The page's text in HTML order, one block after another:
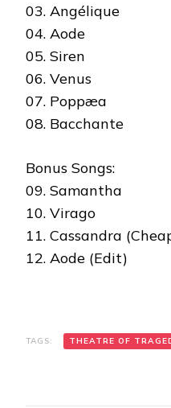
03. Angélique
04. Aode
05. Siren
06. Venus
07. Poppæa
08. Bacchante
Bonus Songs:
09. Samantha
10. Virago
11. Cassandra
12. Aode (Edit)
TAGS: THEATRE OF